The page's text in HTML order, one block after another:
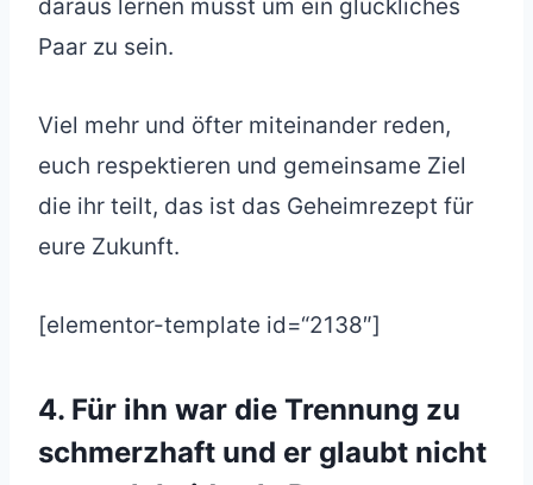
daraus lernen müsst um ein glückliches
Paar zu sein.
Viel mehr und öfter miteinander reden,
euch respektieren und gemeinsame Ziel
die ihr teilt, das ist das Geheimrezept für
eure Zukunft.
[elementor-template id=“2138″]
4. Für ihn war die Trennung zu
schmerzhaft und er glaubt nicht